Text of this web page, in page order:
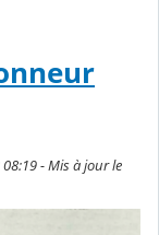
- Mis à jour le